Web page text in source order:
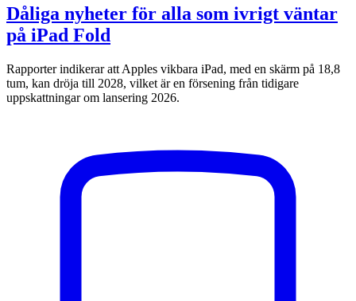
Dåliga nyheter för alla som ivrigt väntar
på iPad Fold
Rapporter indikerar att Apples vikbara iPad, med en skärm på 18,8
tum, kan dröja till 2028, vilket är en försening från tidigare
uppskattningar om lansering 2026.